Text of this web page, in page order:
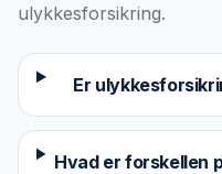
ulykkesforsikring.
Er
Hvad er forskellen